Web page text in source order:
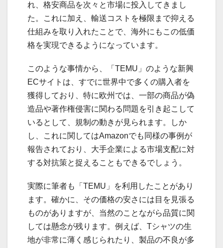
れ、格安商品を次々と市場に投入してきまし
た。これに加え、輸送コストを極限まで抑える
仕組みを取り入れたことで、海外にもこの低価
格を実現できるようになっています。
このような事情から、「TEMU」のような新興
ECサイトは、すでに世界中で多くの購入者を
獲得しており、特に欧州では、一部の商品が偽
造品や著作権侵害に関わる問題を引き起こして
いるとして、規制の動きが見られます。しか
し、これに関してはAmazonでも同様の事例が
報告されており、大手企業による市場支配に対
する対抗策と捉えることもできるでしょう。
実際に筆者も「TEMU」を利用したことがあり
ます。確かに、その価格の安さには目を見張る
ものがありますが、当然のことながら品質に関
しては懸念が残ります。例えば、Tシャツの生
地が非常に薄く感じられたり、製品の不良が多